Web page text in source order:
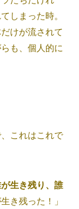
しまった時。
けが流されて
も、個人的に
、これはこれで
が生き残り、誰
き残った！」